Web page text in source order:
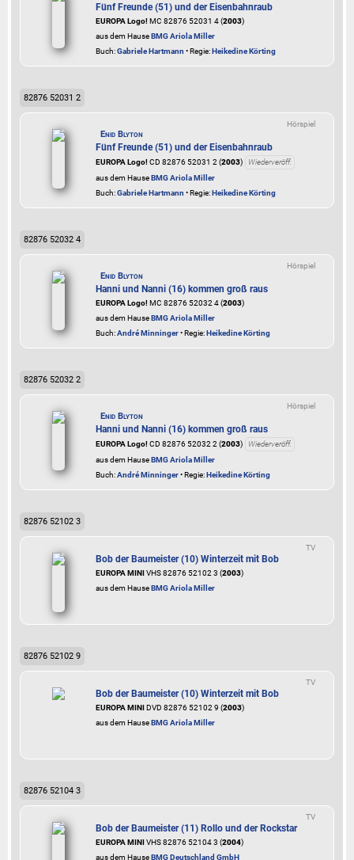
Fünf Freunde (51) und der Eisenbahnraub
EUROPA Logo!MC 82876 52031 4 (2003)
aus dem HauseBMG Ariola Miller
Buch:Gabriele Hartmann • Regie:Heikedine Körting
82876 52031 2
Hörspiel
Enid Blyton
Fünf Freunde (51) und der Eisenbahnraub
EUROPA Logo!CD 82876 52031 2 (2003)
Wiederveröff.
aus dem HauseBMG Ariola Miller
Buch:Gabriele Hartmann • Regie:Heikedine Körting
82876 52032 4
Hörspiel
Enid Blyton
Hanni und Nanni (16) kommen groß raus
EUROPA Logo!MC 82876 52032 4 (2003)
aus dem HauseBMG Ariola Miller
Buch:André Minninger• Regie:Heikedine Körting
82876 52032 2
Hörspiel
Enid Blyton
Hanni und Nanni (16) kommen groß raus
EUROPA Logo!CD 82876 52032 2 (2003)
Wiederveröff.
aus dem HauseBMG Ariola Miller
Buch:André Minninger• Regie:Heikedine Körting
82876 52102 3
TV
Bob der Baumeister (10) Winterzeit mit Bob
EUROPA MINIVHS 82876 52102 3 (2003)
aus dem HauseBMG Ariola Miller
82876 52102 9
TV
Bob der Baumeister (10) Winterzeit mit Bob
EUROPA MINIDVD 82876 52102 9 (2003)
aus dem HauseBMG Ariola Miller
82876 52104 3
TV
Bob der Baumeister (11) Rollo und der Rockstar
EUROPA MINIVHS 82876 52104 3 (2004)
aus dem HauseBMG Deutschland GmbH